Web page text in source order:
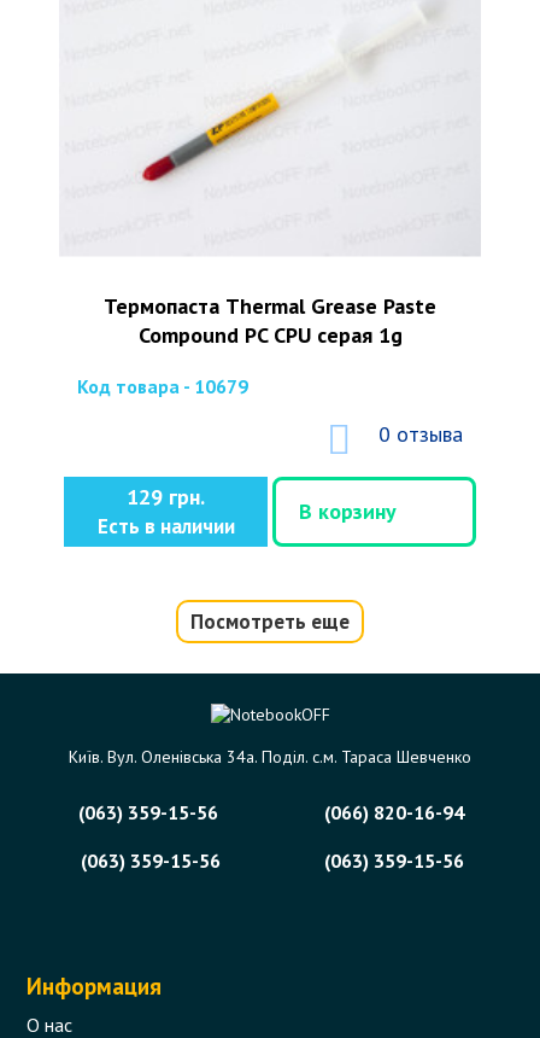
Термопаста Thermal Grease Paste
Compound PC CPU серая 1g
Код товара - 10679
0 отзыва
129 грн.
Есть в наличии
В корзину
Посмотреть еще
Київ. Вул. Оленівська 34а. Поділ. с.м. Тараса Шевченко
(063) 359-15-56
(066) 820-16-94
(063) 359-15-56
(063) 359-15-56
Информация
О нас